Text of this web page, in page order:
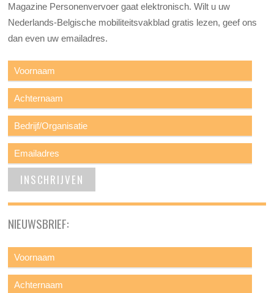
Magazine Personenvervoer gaat elektronisch. Wilt u uw
Nederlands-Belgische mobiliteitsvakblad gratis lezen, geef ons
dan even uw emailadres.
NIEUWSBRIEF: